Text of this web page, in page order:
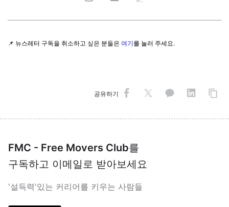
📌 뉴스레터 구독을 취소하고 싶은 분들은 여기를 눌러 주세요.
공유하기
FMC - Free Movers Club를
구독하고 이메일로 받아보세요
'설득력'있는 커리어를 키우는 사람들